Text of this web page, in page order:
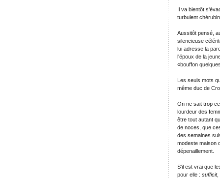
Il va bientôt
turbulent
Aussitôt pensé,
silencieuse
lui adresse la
l'époux de la
«bouffon
Les seuls mots
même duc de
On ne sait trop
lourdeur des
être tout autant
de noces, que
des semaines
modeste maison
dépenaillement.
S'il est vrai que
pour elle : sufficit,